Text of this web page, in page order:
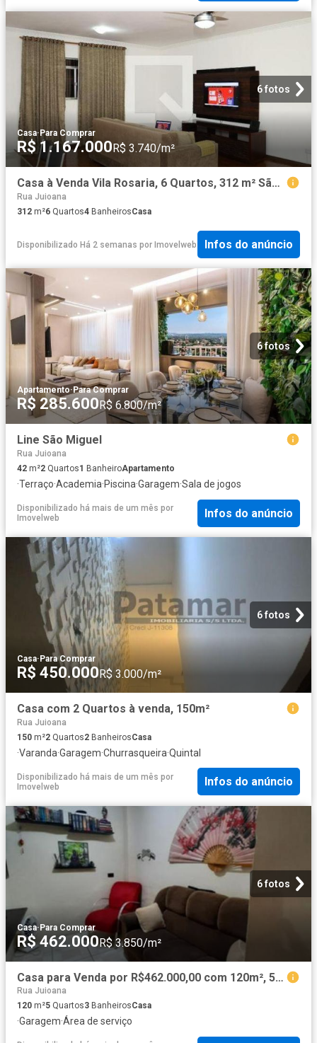
6 fotos
Casa·Para Comprar
R$ 1.167.000R$ 3.740/m²
Casa à Venda Vila Rosaria, 6 Quartos, 312 m² São Paulo
Rua Juioana
312 m²6 Quartos4 BanheirosCasa
Disponibilizado Há 2 semanas por Imovelweb Infos do anúncio
6 fotos
Apartamento· Para Comprar
R$ 285.600R$ 6.800/m²
Line São Miguel
Rua Juioana
42 m²2 Quartos1 BanheiroApartamento
·Terraço·Academia·Piscina·Garagem·Sala de jogos
Disponibilizado há mais de um mês por
Imovelweb
Infos do anúncio
6 fotos
Casa· Para Comprar
R$ 450.000R$ 3.000/m²
Casa com 2 Quartos à venda, 150m²
Rua Juioana
150 m²2 Quartos2 BanheirosCasa
·Varanda·Garagem·Churrasqueira·Quintal
Disponibilizado há mais de um mês por
Imovelweb
Infos do anúncio
6 fotos
Casa·Para Comprar
R$ 462.000R$ 3.850/m²
Casa para Venda por R$462.000,00 com 120m², 5 dormitórios, 2 vagas e 3 banheiros Jardim alto pedro
Rua Juioana
120 m²5 Quartos3 BanheirosCasa
·Garagem·Área de serviço